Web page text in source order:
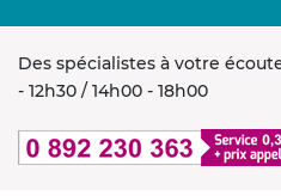
Des spécialistes à votre
- 12h30 / 14h00 - 18h00